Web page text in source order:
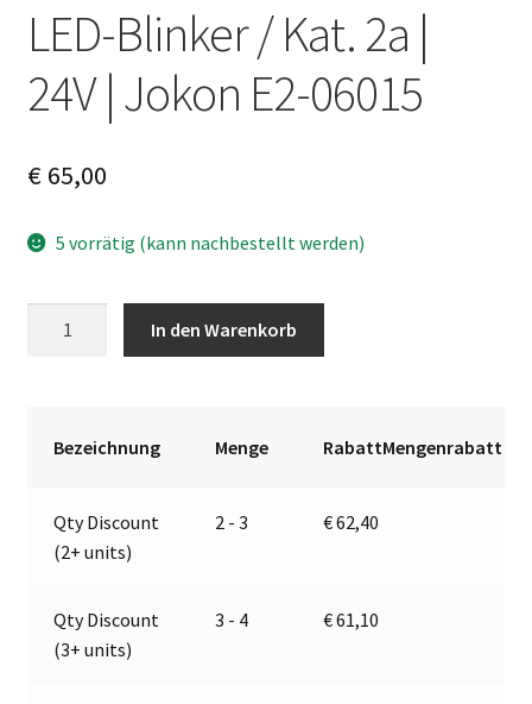
LED-Blinker / Kat. 2a |
24V | Jokon E2-06015
€65,00
5 vorrätig (kann nachbestellt werden)
Jokon
06015
Menge
In den Warenkorb
r
t
e
Bezeichnung Menge RabattMengenrabatt
Qty Discount
(2+ units)
2 - 3 €62,40
Qty Discount
(3+ units)
3 - 4 €61,10